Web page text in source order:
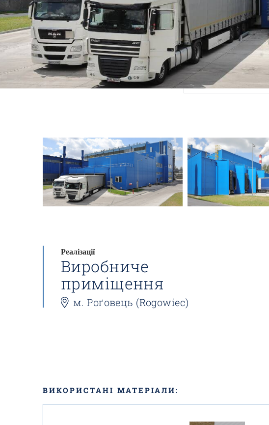
Реалізації
Виробниче
приміщення
м. Роґовець (Rogowiec)
ВИКОРИСТАНІ МАТЕРІАЛИ: